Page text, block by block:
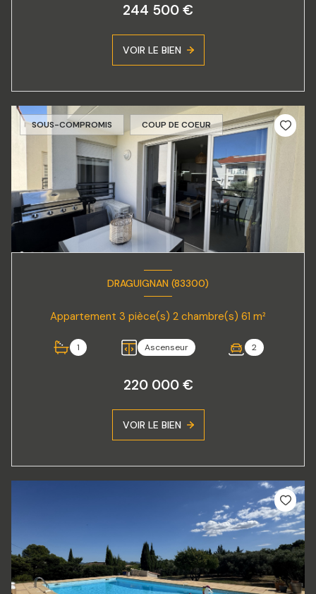
244 500 €
VOIR LE BIEN
SOUS-COMPROMIS COUP DE COEUR
DRAGUIGNAN (83300)
Appartement 3 pièce(s) 2 chambre(s) 61 m²
1 Ascenseur 2
220 000 €
VOIR LE BIEN